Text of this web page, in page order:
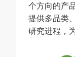
个方向的产
提供多品类
研究进程，